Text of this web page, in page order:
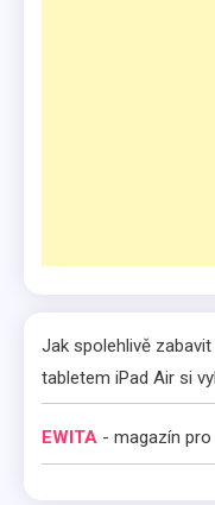
Jak spolehlivě
tabletem iPad Air si
EWITA - magazín pro